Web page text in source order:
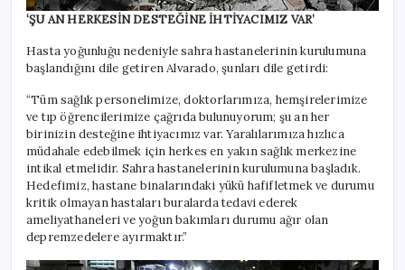
‘ŞU AN HERKESİN DESTEĞİNE İHTİYACIMIZ VAR’
Hasta yoğunluğu nedeniyle sahra hastanelerinin kurulumuna
başlandığını dile getiren Alvarado, şunları dile getirdi:
“Tüm sağlık personelimize, doktorlarımıza, hemşirelerimize
ve tıp öğrencilerimize çağrıda bulunuyorum; şu an her
birinizin desteğine ihtiyacımız var. Yaralılarımıza hızlıca
müdahale edebilmek için herkes en yakın sağlık merkezine
intikal etmelidir. Sahra hastanelerinin kurulumuna başladık.
Hedefimiz, hastane binalarındaki yükü hafifletmek ve durumu
kritik olmayan hastaları buralarda tedavi ederek
ameliyathaneleri ve yoğun bakımları durumu ağır olan
depremzedelere ayırmaktır.”